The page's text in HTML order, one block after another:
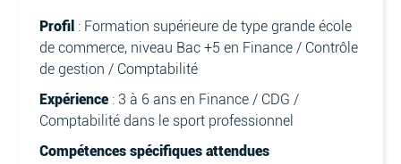
Profil : Formation supérieure de type grande école
de commerce, niveau Bac +5 en Finance / Contrôle
de gestion / Comptabilité
Expérience : 3 à 6 ans en Finance / CDG /
Comptabilité dans le sport professionnel
Compétences spécifiques attendues